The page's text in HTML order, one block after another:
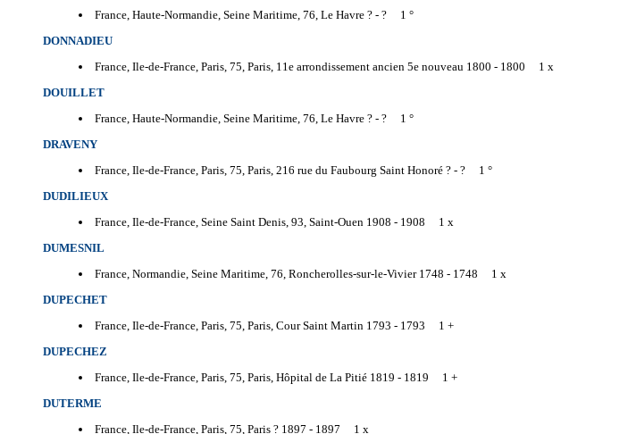
France, Haute-Normandie, Seine Maritime, 76, Le Havre ? - ? 1 °
DONNADIEU
France, Ile-de-France, Paris, 75, Paris, 11e arrondissement ancien 5e nouveau 1800 - 1800 1 x
DOUILLET
France, Haute-Normandie, Seine Maritime, 76, Le Havre ? - ? 1 °
DRAVENY
France, Ile-de-France, Paris, 75, Paris, 216 rue du Faubourg Saint Honoré ? - ? 1 °
DUDILIEUX
France, Ile-de-France, Seine Saint Denis, 93, Saint-Ouen 1908 - 1908 1 x
DUMESNIL
France, Normandie, Seine Maritime, 76, Roncherolles-sur-le-Vivier 1748 - 1748 1 x
DUPECHET
France, Ile-de-France, Paris, 75, Paris, Cour Saint Martin 1793 - 1793 1 +
DUPECHEZ
France, Ile-de-France, Paris, 75, Paris, Hôpital de La Pitié 1819 - 1819 1 +
DUTERME
France, Ile-de-France, Paris, 75, Paris ? 1897 - 1897 1 x